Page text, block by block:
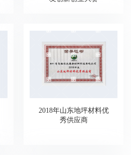
2018年山东地坪材料优
秀供应商